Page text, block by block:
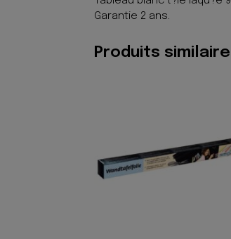
Garantie 2 ans.
Produits